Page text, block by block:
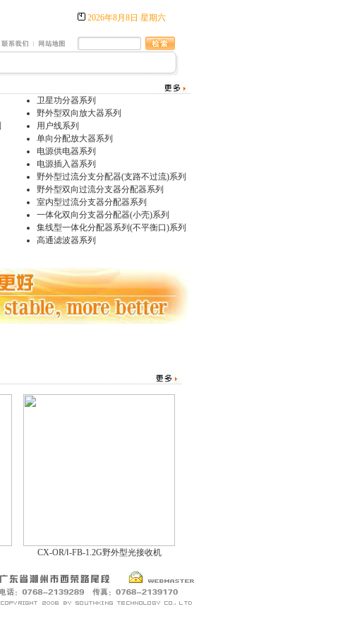
2026年8月8日 星期六
卫星功分器系列
野外型双向放大器系列
用户线系列
单向分配放大器系列
电源供电器系列
电源插入器系列
野外型过流分支分配器(支路不过流)系列
野外型双向过流分支器分配器系列
室内型过流分支器分配器系列
一体化双向分支器分配器(小壳)系列
集线型一体化分配器系列(不平衡口)系列
高通滤波器系列
CX-OR/Ⅰ-FB-1.2G野外型光接收机